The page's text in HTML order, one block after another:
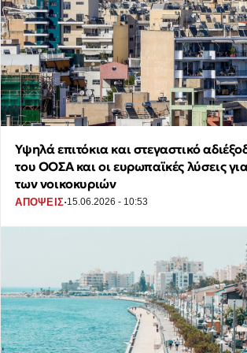
Υψηλά επιτόκια και στεγαστικό
του ΟΟΣΑ και οι ευρωπαϊκές λύσεις
των νοικοκυριών
ΑΠΟΨΕΙΣ·15.06.2026 - 10:53